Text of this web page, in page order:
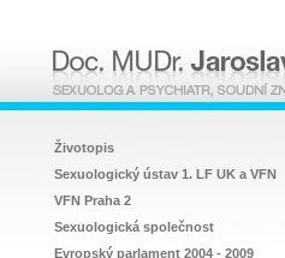
Životopis
Sexuologický ústav 1. LF UK a VFN
VFN Praha 2
Sexuologická společnost
Evropský parlament 2004 - 2009